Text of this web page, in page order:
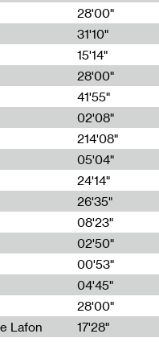
28'00"
31'10"
15'14"
28'00"
41'55"
02'08"
214'08"
05'04"
24'14"
26'35"
08'23"
02'50"
00'53"
04'45"
28'00"
Lafon 17'28"